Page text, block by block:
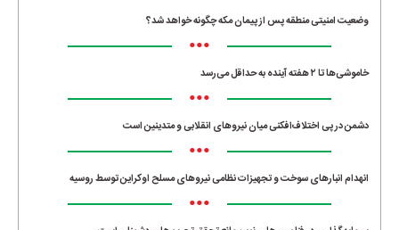
وضعیت امنیتی منطقه پس از پیمان مکه چگونه خواهد شد؟
•••
خاموشی‌ها تا ۲ هفته آینده به حداقل می‌رسد
•••
دشمن در پی اختلاف‌افکنی میان نیروهای انقلابی و متدینین است
•••
انهدام انبارهای سوخت و تجهیزات نظامی نیروهای مسلح اوکراین توسط روسیه
•••